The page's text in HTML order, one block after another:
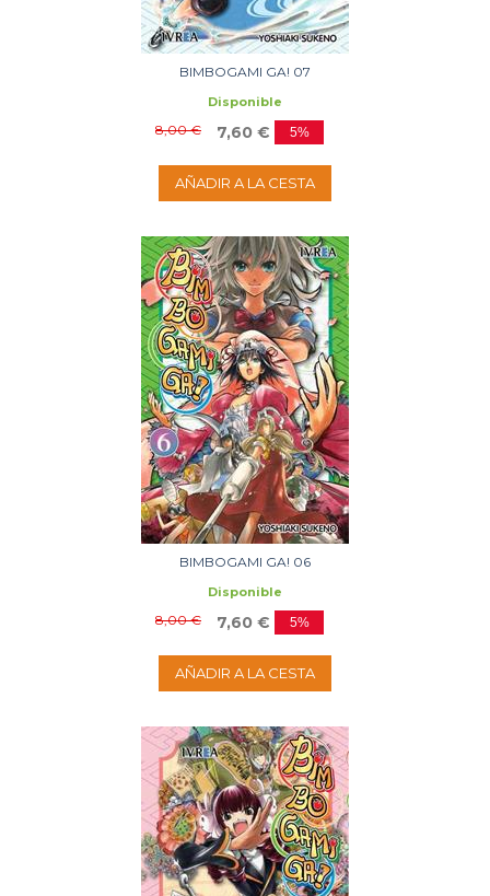
BIMBOGAMI GA! 07
Disponible
8,00 € 7,60 € 5%
AÑADIR A LA CESTA
BIMBOGAMI GA! 06
Disponible
8,00 € 7,60 € 5%
AÑADIR A LA CESTA